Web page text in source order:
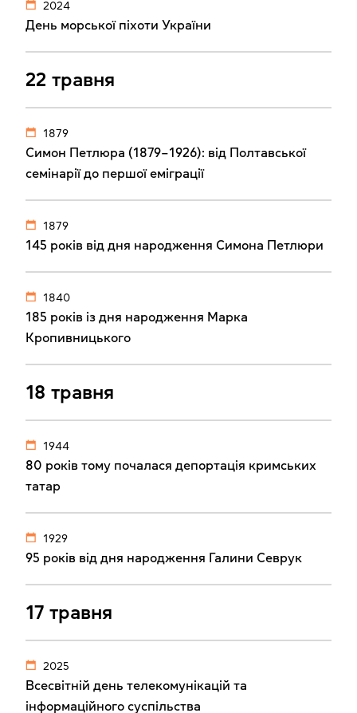
2024
День морської піхоти України
22 травня
1879
Симон Петлюра (1879–1926): від Полтавської
семінарії до першої еміграції
1879
145 років від дня народження Симона Петлюри
1840
185 років із дня народження Марка
Кропивницького
18 травня
1944
80 років тому почалася депортація кримських
татар
1929
95 років від дня народження Галини Севрук
17 травня
2025
Всесвітній день телекомунікацій та
інформаційного суспільства